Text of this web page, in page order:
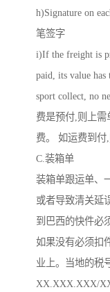
h)Signature on
笔签字
i)If the freight is
paid, its value has
sport collect, no
费是预付,则上
费。 如运费到付,
C.装箱单
装箱单跟运单、
或者导致清关延
到巴西的快件必
如果没有必须扣
业上。当地的税
XX.XXX.XXX/